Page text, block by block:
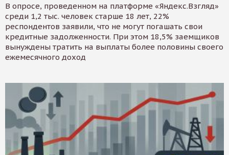
В опросе, проведенном на платформе «Яндекс.Взгляд»
среди 1,2 тыс. человек старше 18 лет, 22%
респондентов заявили, что не могут погашать свои
кредитные задолженности. При этом 18,5% заемщиков
вынуждены тратить на выплаты более половины своего
ежемесячного доход